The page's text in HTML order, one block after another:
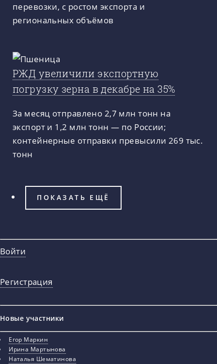
перевозки, с ростом экспорта и
региональных объёмов
РЖД увеличили экспортную
погрузку зерна в декабре на 35%
За месяц отправлено 2,7 млн тонн на
экспорт и 1,2 млн тонн — по России;
контейнерные отправки превысили 269 тыс.
тонн
ПОКАЗАТЬ ЕЩЁ
Войти
Регистрация
Новые участники
Егор Маркин
Ирина Мартынова
Наталья Шематинова